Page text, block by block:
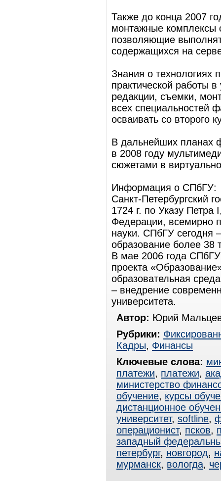
Также до конца 2007
монтажные комплексы
позволяющие
содержащихся на
Знания о технологиях
практической работы
редакции, съемки,
всех специальностей
осваивать со второго
В дальнейших планах
в 2008 году
сюжетами в
Информация о СПбГУ:
Санкт-Петербургский
1724 г. по Указу Петра
Федерации, всемирно
науки. СПбГУ сегодня
образование более 38
В мае 2006 года СПбГУ
проекта
образовательная
– внедрение
университета.
Автор: Юрий
Рубрики:
Кадры, Финансы
Ключевые слова:
платежи, платежи,
министерство
обучение, курсы
дистанционное
университет, softline,
операционист, псков,
западный
петербург, новгород,
мурманск, вологда,